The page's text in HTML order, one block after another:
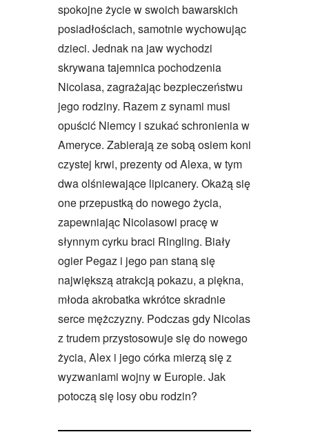
spokojne życie w swoich bawarskich
posiadłościach, samotnie wychowując
dzieci. Jednak na jaw wychodzi
skrywana tajemnica pochodzenia
Nicolasa, zagrażając bezpieczeństwu
jego rodziny. Razem z synami musi
opuścić Niemcy i szukać schronienia w
Ameryce. Zabierają ze sobą osiem koni
czystej krwi, prezenty od Alexa, w tym
dwa olśniewające lipicanery. Okażą się
one przepustką do nowego życia,
zapewniając Nicolasowi pracę w
słynnym cyrku braci Ringling. Biały
ogier Pegaz i jego pan staną się
największą atrakcją pokazu, a piękna,
młoda akrobatka wkrótce skradnie
serce mężczyzny. Podczas gdy Nicolas
z trudem przystosowuje się do nowego
życia, Alex i jego córka mierzą się z
wyzwaniami wojny w Europie. Jak
potoczą się losy obu rodzin?